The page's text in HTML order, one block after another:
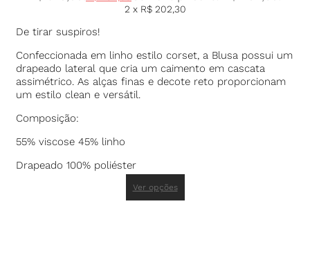
2 x R$202,30
De tirar suspiros!
Confeccionada em linho estilo corset, a Blusa possui um
drapeado lateral que cria um caimento em cascata
assimétrico. As alças finas e decote reto proporcionam
um estilo clean e versátil.
Composição:
55% viscose 45% linho
Drapeado 100% poliéster
Ver opções